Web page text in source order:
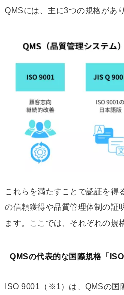
QMSには、主に3つの規格があり
これらを満たすことで認証を得
の信頼獲得や品質管理体制の証
ます。ここでは、それぞれの規
QMSの代表的な国際規格「
ISO 9001（※1）は、QMSの国